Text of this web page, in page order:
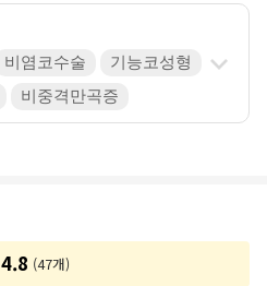
비염코수술
기능코성형
비중격만곡증
4.8 (47개)